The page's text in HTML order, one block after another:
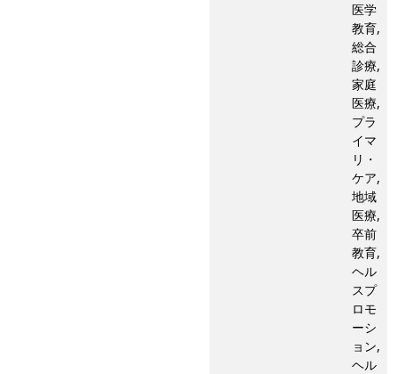
医学
教育,
総合
診療,
家庭
医療,
プラ
イマ
リ・
ケア,
地域
医療,
卒前
教育,
ヘル
スプ
ロモ
ーシ
ョン,
ヘル